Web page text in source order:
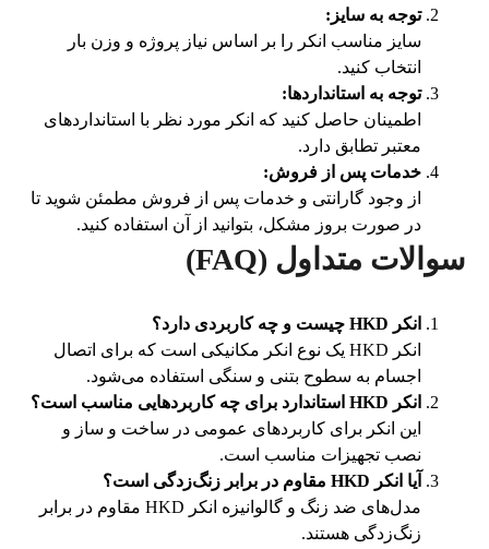
توجه به سایز :
سایز مناسب انکر را بر اساس نیاز پروژه و وزن بار
انتخاب کنید.
توجه به استانداردها:
اطمینان حاصل کنید که انکر مورد نظر با استانداردهای
معتبر تطابق دارد.
خدمات پس از فروش:
از وجود گارانتی و خدمات پس از فروش مطمئن شوید تا
در صورت بروز مشکل، بتوانید از آن استفاده کنید.
سوالات متداول (FAQ)
انکر
چیست و چه کاربردی دارد؟
انکر HKD یک نوع انکر مکانیکی است که برای اتصال
اجسام به سطوح بتنی و سنگی استفاده می‌شود.
انکر
استاندارد برای چه کاربردهایی مناسب است؟
این انکر برای کاربردهای عمومی در ساخت و ساز و
نصب تجهیزات مناسب است.
آیا انکر
مقاوم در برابر زنگ‌زدگی است؟
مدل‌های ضد زنگ و گالوانیزه انکر HKD مقاوم در برابر
زنگ‌زدگی هستند.